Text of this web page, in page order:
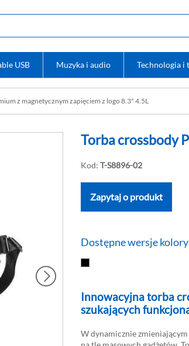
USB Muzyka i audio Technologia i
z magnetycznym zapięciem z logo 8.3" 4.5L
Torba crossbody
Kod:T-S8896-02
Zapytaj o produkt
Dostępne wersje
Innowacyjna torba
szukających
W dynamicznie